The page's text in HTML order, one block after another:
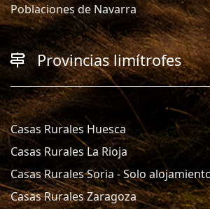
Poblaciones de Navarra
Provincias limítrofes
Casas Rurales Huesca
Casas Rurales La Rioja
Casas Rurales Soria - Solo
Casas Rurales Zaragoza